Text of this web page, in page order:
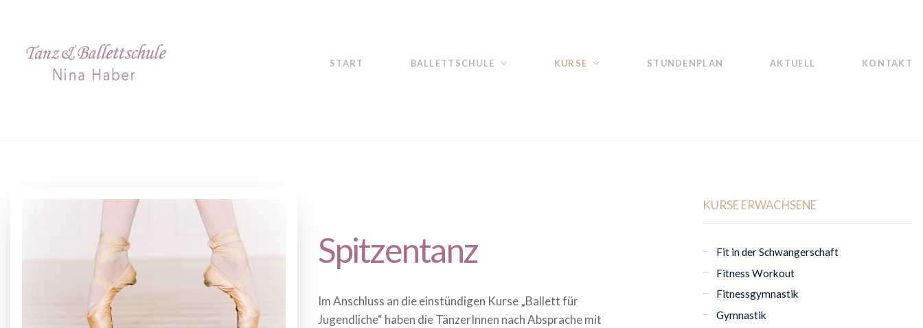
START BALLETTSCHULE KURSE STUNDENPLAN AKTUELL KONTAKT
Spitzentanz
Im Anschluss an die einstündigen Kurse „Ballett für
Jugendliche“ haben die TänzerInnen nach Absprache mit
KURSE ERWACHSENE
Fit in der Schwangerschaft
Fitness Workout
Fitnessgymnastik
Gymnastik